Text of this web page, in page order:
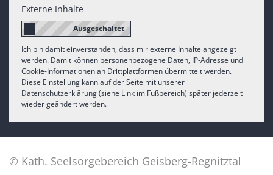
Externe Inhalte
Ich bin damit einverstanden, dass mir externe Inhalte angezeigt
werden. Damit können personenbezogene Daten, IP-Adresse und
Cookie-Informationen an Drittplattformen übermittelt werden.
Diese Einstellung kann auf der Seite mit unserer
Datenschutzerklärung (siehe Link im Fußbereich) später jederzeit
wieder geändert werden.
© Kath. Seelsorgebereich Geisberg-Regnitztal